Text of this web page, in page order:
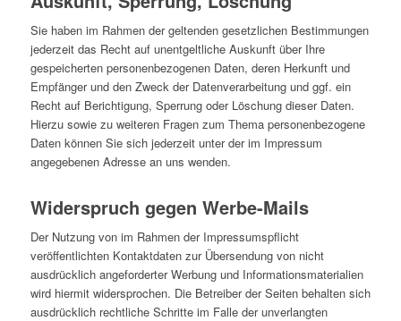
Sie haben im Rahmen der geltenden gesetzlichen Bestimmungen
jederzeit das Recht auf unentgeltliche Auskunft über Ihre
gespeicherten personenbezogenen Daten, deren Herkunft und
Empfänger und den Zweck der Datenverarbeitung und ggf. ein
Recht auf Berichtigung, Sperrung oder Löschung dieser Daten.
Hierzu sowie zu weiteren Fragen zum Thema personenbezogene
Daten können Sie sich jederzeit unter der im Impressum
angegebenen Adresse an uns wenden.
Widerspruch gegen Werbe-Mails
Der Nutzung von im Rahmen der Impressumspflicht
veröffentlichten Kontaktdaten zur Übersendung von nicht
ausdrücklich angeforderter Werbung und Informationsmaterialien
wird hiermit widersprochen. Die Betreiber der Seiten behalten sich
ausdrücklich rechtliche Schritte im Falle der unverlangten